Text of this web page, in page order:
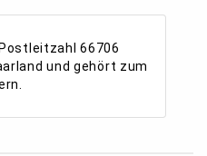
66706
und gehört zum